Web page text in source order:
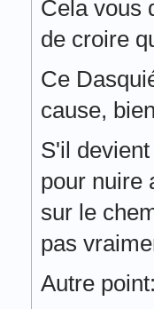
Cela vous
de croire
Ce
cause,
S'il
pour nuire
sur le
pas
Autre point: